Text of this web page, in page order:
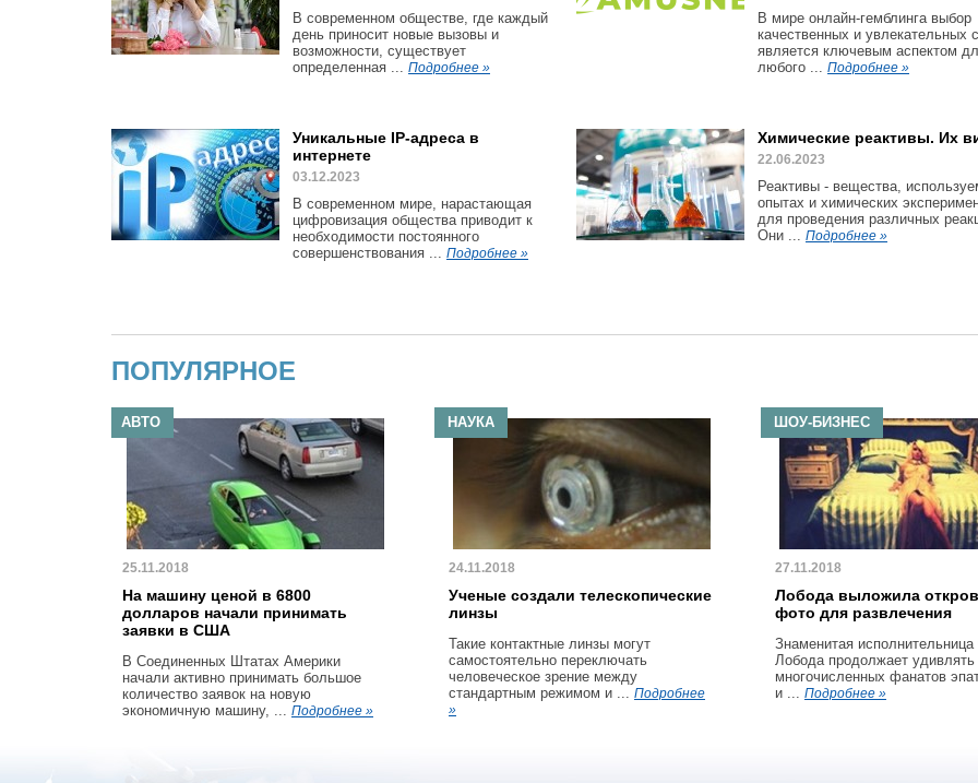
В современном обществе, где каждый
день приносит новые вызовы и
возможности, существует
определенная ... Подробнее »
В мире онлайн-гемблинга выбор
качественных и увлекательных
является ключевым аспектом
любого ... Подробнее »
Уникальные IP-адреса в
интернете
03.12.2023
В современном мире, нарастающая
цифровизация общества приводит к
необходимости постоянного
совершенствования ... Подробнее »
Химические реактивы. Их
22.06.2023
Реактивы - вещества,
опытах и химических
для проведения различных
Они ... Подробнее »
ПОПУЛЯРНОЕ
АВТО
25.11.2018
На машину ценой в 6800
долларов начали принимать
заявки в США
В Соединенных Штатах Америки
начали активно принимать большое
количество заявок на новую
экономичную машину, ... Подробнее »
НАУКА
24.11.2018
Ученые создали телескопические
линзы
Такие контактные линзы могут
самостоятельно переключать
человеческое зрение между
стандартным режимом и ... Подробнее
»
ШОУ-БИЗНЕС
27.11.2018
Лобода выложила
фото для развлечения
Знаменитая
Лобода продолжает удивлять
многочисленных фанатов
и ... Подробнее »